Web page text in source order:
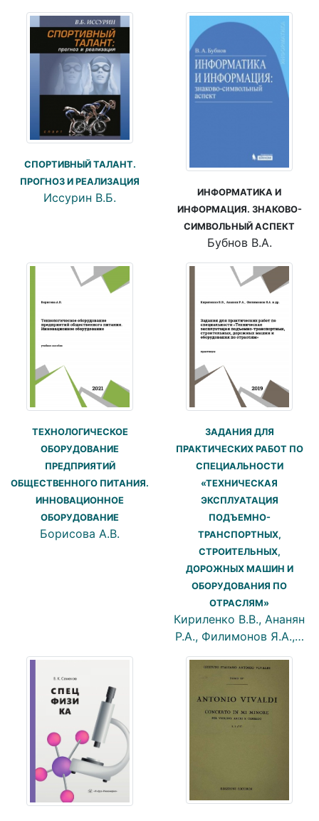
СПОРТИВНЫЙ ТАЛАНТ.
ПРОГНОЗ И РЕАЛИЗАЦИЯ
Иссурин В.Б.
ИНФОРМАТИКА И
ИНФОРМАЦИЯ. ЗНАКОВО-
СИМВОЛЬНЫЙ АСПЕКТ
Бубнов В.А.
ТЕХНОЛОГИЧЕСКОЕ
ОБОРУДОВАНИЕ
ПРЕДПРИЯТИЙ
ОБЩЕСТВЕННОГО ПИТАНИЯ.
ИННОВАЦИОННОЕ
ОБОРУДОВАНИЕ
Борисова А.В.
ЗАДАНИЯ ДЛЯ
ПРАКТИЧЕСКИХ РАБОТ ПО
СПЕЦИАЛЬНОСТИ
«ТЕХНИЧЕСКАЯ
ЭКСПЛУАТАЦИЯ
ПОДЪЕМНО-
ТРАНСПОРТНЫХ,
СТРОИТЕЛЬНЫХ,
ДОРОЖНЫХ МАШИН И
ОБОРУДОВАНИЯ ПО
ОТРАСЛЯМ»
Кириленко В.В., Ананян
Р.А., Филимонов Я.А.,…